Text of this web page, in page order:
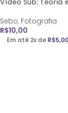
Vídeo Sub: Teoria
Sebo, Fotografia
R$10,00
Em até 2x de R$5,00